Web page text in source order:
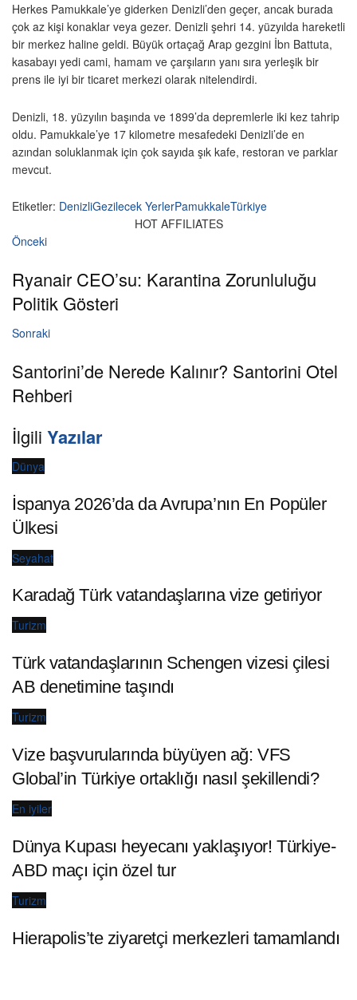
Herkes Pamukkale’ye giderken Denizli’den geçer, ancak burada
çok az kişi konaklar veya gezer. Denizli şehri 14. yüzyılda hareketli
bir merkez haline geldi. Büyük ortaçağ Arap gezgini İbn Battuta,
kasabayı yedi cami, hamam ve çarşıların yanı sıra yerleşik bir
prens ile iyi bir ticaret merkezi olarak nitelendirdi.
Denizli, 18. yüzyılın başında ve 1899’da depremlerle iki kez tahrip
oldu. Pamukkale’ye 17 kilometre mesafedeki Denizli’de en
azından soluklanmak için çok sayıda şık kafe, restoran ve parklar
mevcut.
Etiketler: DenizliGezilecek YerlerPamukkaleTürkiye
HOT AFFILIATES
Önceki
Ryanair CEO’su: Karantina Zorunluluğu
Politik Gösteri
Sonraki
Santorini’de Nerede Kalınır? Santorini Otel
Rehberi
İlgili Yazılar
Dünya
İspanya 2026’da da Avrupa’nın En Popüler
Ülkesi
Seyahat
Karadağ Türk vatandaşlarına vize getiriyor
Turizm
Türk vatandaşlarının Schengen vizesi çilesi
AB denetimine taşındı
Turizm
Vize başvurularında büyüyen ağ: VFS
Global’in Türkiye ortaklığı nasıl şekillendi?
En iyiler
Dünya Kupası heyecanı yaklaşıyor! Türkiye-
ABD maçı için özel tur
Turizm
Hierapolis’te ziyaretçi merkezleri tamamlandı